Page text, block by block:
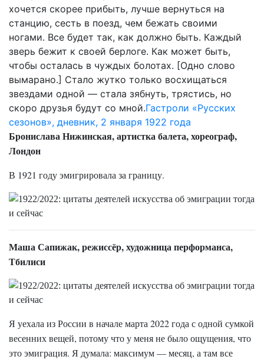
хочется скорее прибыть, лучше вернуться на
станцию, сесть в поезд, чем бежать своими
ногами. Все будет так, как должно быть. Каждый
зверь бежит к своей берлоге. Как может быть,
чтобы осталась в чуждых болотах. [Одно слово
вымарано.] Стало жутко только восхищаться
звездами одной — стала зябнуть, трястись, но
скоро друзья будут со мной.Гастроли «Русских
сезонов», дневник, 2 января 1922 года
Бронислава Нижинская, артистка балета, хореограф,
Лондон
В 1921 году эмигрировала за границу.
Маша Сапижак, режиссёр, художница перформанса,
Тбилиси
Я уехала из России в начале марта 2022 года с одной сумкой
весенних вещей, потому что у меня не было ощущения, что
это эмиграция. Я думала: максимум — месяц, а там все